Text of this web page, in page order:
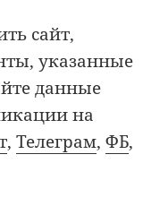
сайт,
указанные
данные
на
,Телеграм,ФБ,